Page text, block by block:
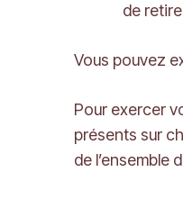
de
Vous pouvez
Pour exercer
présents sur
de l’ensemble